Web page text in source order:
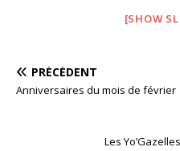
[SHOW
PRÉCÉDENT
Anniversaires du mois de février
Les